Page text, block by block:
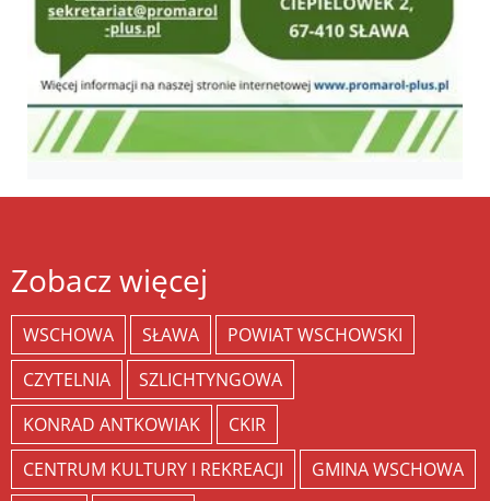
Zobacz więcej
WSCHOWA SŁAWA
POWIAT WSCHOWSKI
CZYTELNIA
SZLICHTYNGOWA
KONRAD ANTKOWIAK
CKIR
CENTRUM KULTURY I REKREACJI
GMINA WSCHOWA